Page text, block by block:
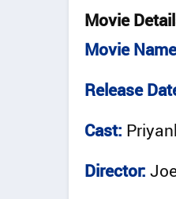
Movie
Movie
Release
Cast:
Director: